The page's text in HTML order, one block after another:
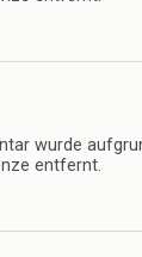
wurde
entfernt.